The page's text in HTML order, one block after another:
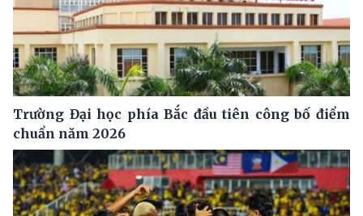
Trường Đại học phía Bắc đầu tiên công bố điểm
chuẩn năm 2026